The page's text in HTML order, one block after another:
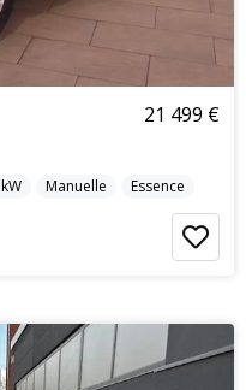
21 499 €
kW Manuelle Essence